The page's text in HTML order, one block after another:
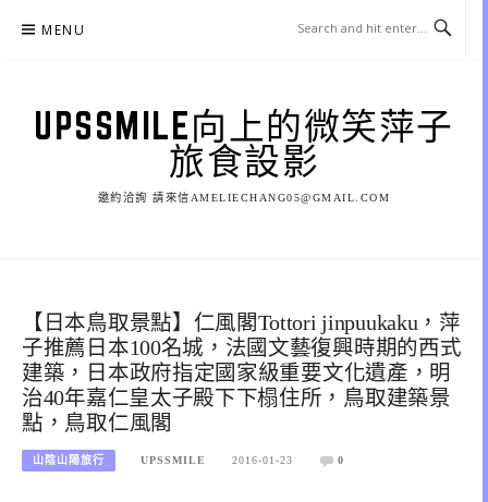
MENU
UPSSMILE向上的微笑萍子
旅食設影
邀約洽詢 請來信AMELIECHANG05@GMAIL.COM
【日本鳥取景點】仁風閣Tottori jinpuukaku，萍
子推薦日本100名城，法國文藝復興時期的西式
建築，日本政府指定國家級重要文化遺產，明
治40年嘉仁皇太子殿下下榻住所，鳥取建築景
點，鳥取仁風閣
山陰山陽旅行 UPSSMILE 2016-01-23 0